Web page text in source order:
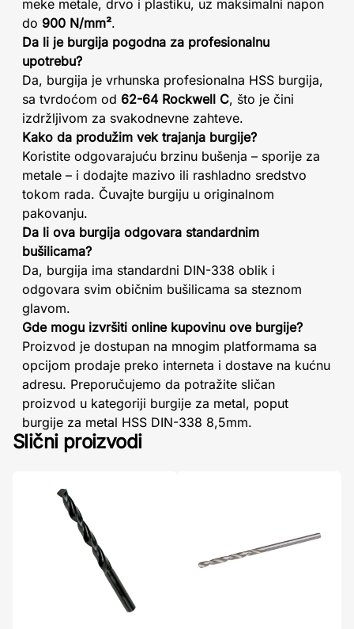
meke metale, drvo i plastiku, uz maksimalni napon
do 900 N/mm².
Da li je burgija pogodna za profesionalnu
upotrebu?
Da, burgija je vrhunska profesionalna HSS burgija,
sa tvrdoćom od 62-64 Rockwell C, što je čini
izdržljivom za svakodnevne zahteve.
Kako da produžim vek trajanja burgije?
Koristite odgovarajuću brzinu bušenja – sporije za
metale – i dodajte mazivo ili rashladno sredstvo
tokom rada. Čuvajte burgiju u originalnom
pakovanju.
Da li ova burgija odgovara standardnim
bušilicama?
Da, burgija ima standardni DIN-338 oblik i
odgovara svim običnim bušilicama sa steznom
glavom.
Gde mogu izvršiti online kupovinu ove burgije?
Proizvod je dostupan na mnogim platformama sa
opcijom prodaje preko interneta i dostave na kućnu
adresu. Preporučujemo da potražite sličan
proizvod u kategoriji burgije za metal, poput
burgije za metal HSS DIN-338 8,5mm.
Slični proizvodi